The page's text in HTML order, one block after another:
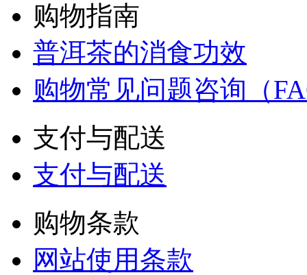
购物指南
普洱茶的消食功效
购物常见问题咨询（
支付与配送
支付与配送
购物条款
网站使用条款